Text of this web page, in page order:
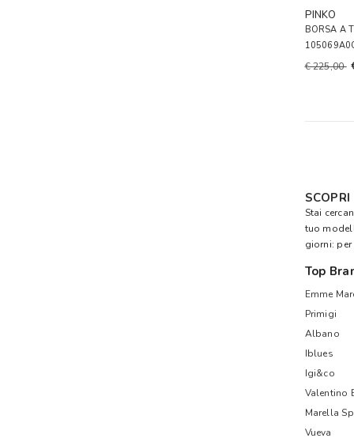
PINKO
BORSA A
€ 225,00
Stai
tuo
giorni:
Top
Emme
Primigi
Albano
Iblues
Igi&co
Valentino
Marella
Vueva